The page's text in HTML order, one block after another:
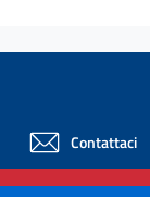
Contattaci